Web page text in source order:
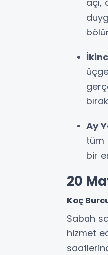
açı,
Ay
tüm
bir
20
Koç
Sabah
hizmet